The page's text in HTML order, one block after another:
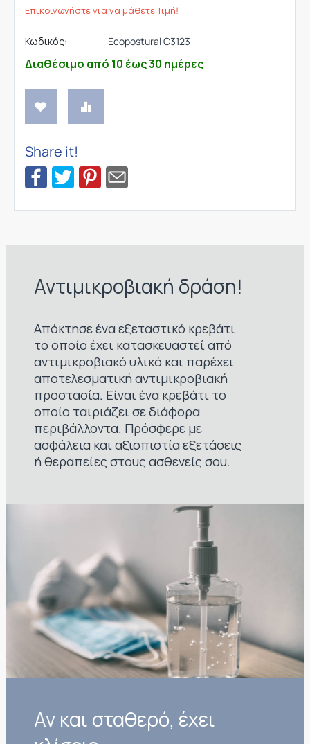
Επικοινωνήστε για να μάθετε Τιμή!
Κωδικός: Ecopostural C3123
Διαθέσιμο από 10 έως 30 ημέρες
Share it!
Αντιμικροβιακή δράση!
Απόκτησε ένα εξεταστικό κρεβάτι
το οποίο έχει κατασκευαστεί από
αντιμικροβιακό υλικό και παρέχει
αποτελεσματική αντιμικροβιακή
προστασία. Είναι ένα κρεβάτι το
οποίο ταιριάζει σε διάφορα
περιβάλλοντα. Πρόσφερε με
ασφάλεια και αξιοπιστία εξετάσεις
ή θεραπείες στους ασθενείς σου.
Αν και σταθερό, έχει